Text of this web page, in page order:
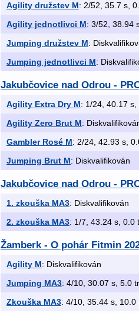
Agility družstev M: 2/52, 35.7 s,
Agility jednotlivci M: 3/52, 38.94
Jumping družstev M:
Jumping jednotlivci M:
Jakubčovice nad Odrou -
Agility Extra Dry M: 1/24, 40.17
Agility Zero Brut M:
Gambler Rosé M: 2/24, 42.93 s,
Jumping Brut M: Diskvalifikován
Jakubčovice nad Odrou -
1. zkouška MA3: Diskvalifikován
2. zkouška MA3: 1/7, 43.24 s, 0.0
Žamberk - O pohár Fitmin
Agility M: Diskvalifikován
Jumping MA3: 4/10, 30.07 s, 5.0
Zkouška MA3: 4/10, 35.44 s, 10.0